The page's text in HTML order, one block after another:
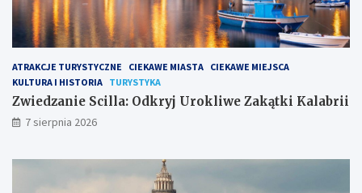
ATRAKCJE TURYSTYCZNE CIEKAWE MIASTA CIEKAWE MIEJSCA
KULTURA I HISTORIA TURYSTYKA
Zwiedzanie Scilla: Odkryj Urokliwe Zakątki Kalabrii
7 sierpnia 2026